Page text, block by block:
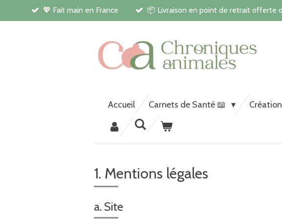
au
💖 Fait main en France 📦 Livraison en point de retrait offerte
Accueil Carnets de Santé 📖
1. Mentions légales
a. Site